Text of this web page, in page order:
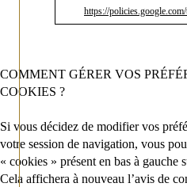
https://
COMMENT GÉRER VOS
COOKIES ?
Si vous décidez de modifier vos
votre session de navigation, vous
« cookies » présent en bas à gauche
Cela affichera à nouveau l’avis de